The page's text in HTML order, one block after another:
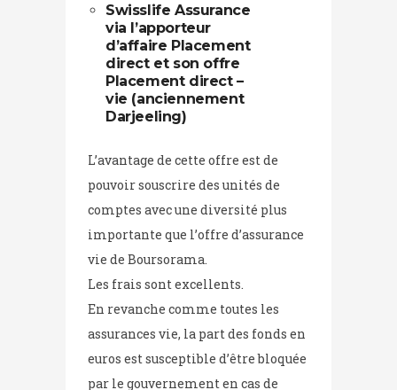
Swisslife Assurance
via l’apporteur
d’affaire Placement
direct et son offre
Placement direct –
vie (anciennement
Darjeeling)
L’avantage de cette offre est de
pouvoir souscrire des unités de
comptes avec une diversité plus
importante que l’offre d’assurance
vie de Boursorama.
Les frais sont excellents.
En revanche comme toutes les
assurances vie, la part des fonds en
euros est susceptible d’être bloquée
par le gouvernement en cas de